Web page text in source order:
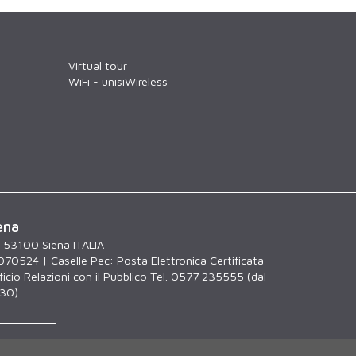
Virtual tour
WiFi - unisiWireless
Siena ITALIA
| Caselle Pec: Posta Elettronica Certificata
Relazioni con il Pubblico Tel. 0577 235555 (dal